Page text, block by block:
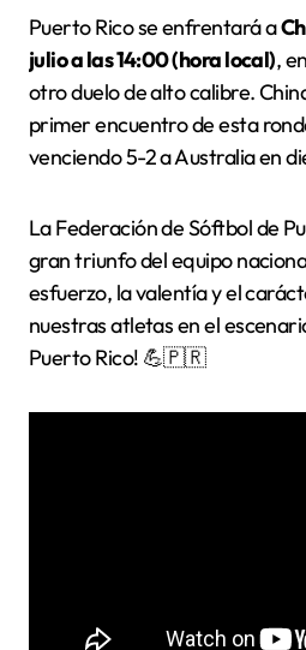
Puerto Rico se enfrentará a
julio a las 14:00 (hora local),
otro duelo de alto calibre.
primer encuentro de esta
venciendo 5-2 a Australia en
La Federación de Sóftbol de
gran triunfo del equipo
esfuerzo, la valentía y el
nuestras atletas en el
Puerto Rico! 💪🇵🇷